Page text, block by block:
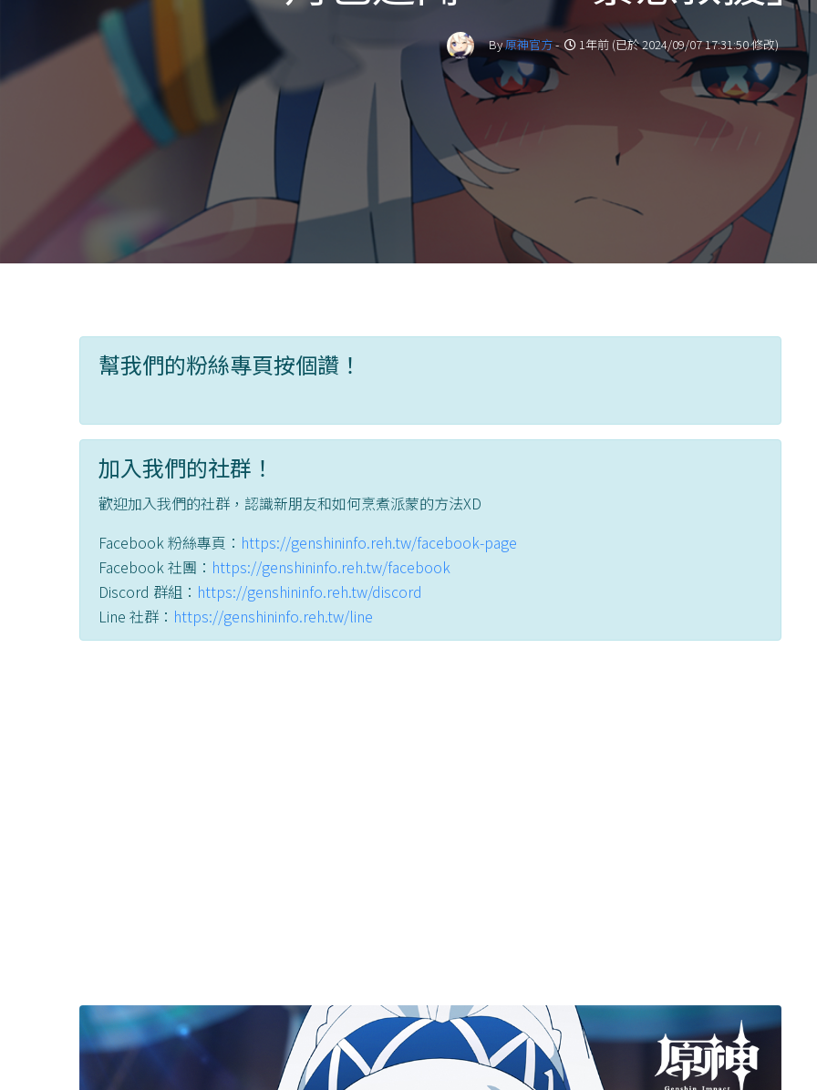
By原神官方- 1年前 (已於 2024/09/07 17:31:50 修改)
幫我們的粉絲專頁按個讚！
加入我們的社群！
歡迎加入我們的社群，認識新朋友和如何烹煮派蒙的方法XD
Facebook 粉絲專頁： https://genshininfo.reh.tw/facebook-page
Facebook 社團： https://genshininfo.reh.tw/facebook
Discord 群組： https://genshininfo.reh.tw/discord
Line 社群： https://genshininfo.reh.tw/line